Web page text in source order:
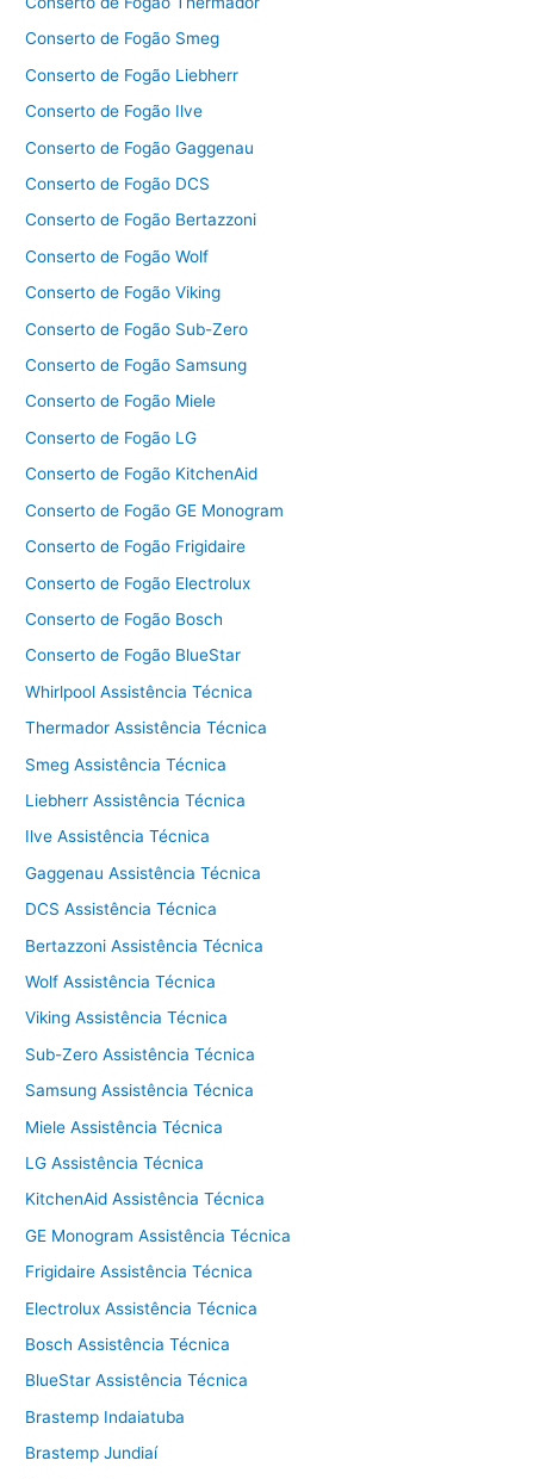
Conserto de Fogão Smeg
Conserto de Fogão Liebherr
Conserto de Fogão Ilve
Conserto de Fogão Gaggenau
Conserto de Fogão DCS
Conserto de Fogão Bertazzoni
Conserto de Fogão Wolf
Conserto de Fogão Viking
Conserto de Fogão Sub-Zero
Conserto de Fogão Samsung
Conserto de Fogão Miele
Conserto de Fogão LG
Conserto de Fogão KitchenAid
Conserto de Fogão GE Monogram
Conserto de Fogão Frigidaire
Conserto de Fogão Electrolux
Conserto de Fogão Bosch
Conserto de Fogão BlueStar
Whirlpool Assistência Técnica
Thermador Assistência Técnica
Smeg Assistência Técnica
Liebherr Assistência Técnica
Ilve Assistência Técnica
Gaggenau Assistência Técnica
DCS Assistência Técnica
Bertazzoni Assistência Técnica
Wolf Assistência Técnica
Viking Assistência Técnica
Sub-Zero Assistência Técnica
Samsung Assistência Técnica
Miele Assistência Técnica
LG Assistência Técnica
KitchenAid Assistência Técnica
GE Monogram Assistência Técnica
Frigidaire Assistência Técnica
Electrolux Assistência Técnica
Bosch Assistência Técnica
BlueStar Assistência Técnica
Brastemp Indaiatuba
Brastemp Jundiaí